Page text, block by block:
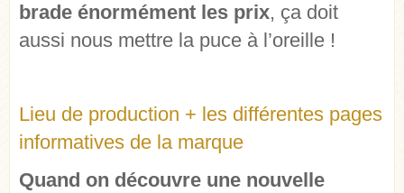
brade énormément les prix, ça doit
aussi nous mettre la puce à l’oreille !
Lieu de production + les différentes pages
informatives de la marque
Quand on découvre une nouvelle